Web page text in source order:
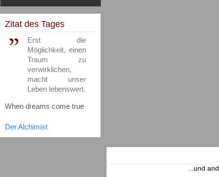
Zitat des Tages
Erst die
Möglichkeit, einen
Traum zu
verwirklichen,
macht unser
Leben lebenswert.
When dreams come true
Der Alchimist
...und